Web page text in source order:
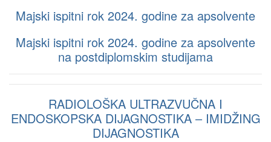
Majski ispitni rok 2024. godine za apsolvente
Majski ispitni rok 2024. godine za apsolvente
na postdiplomskim studijama
RADIOLOŠKA ULTRAZVUČNA I
ENDOSKOPSKA DIJAGNOSTIKA – IMIDŽING
DIJAGNOSTIKA